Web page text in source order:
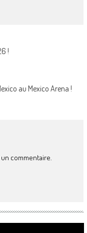
!
au Mexico Arena !
commentaire.